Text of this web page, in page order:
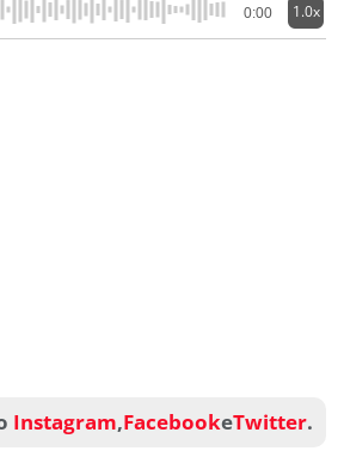
0:00 1.0x
Instagram,FacebookeTwitter.